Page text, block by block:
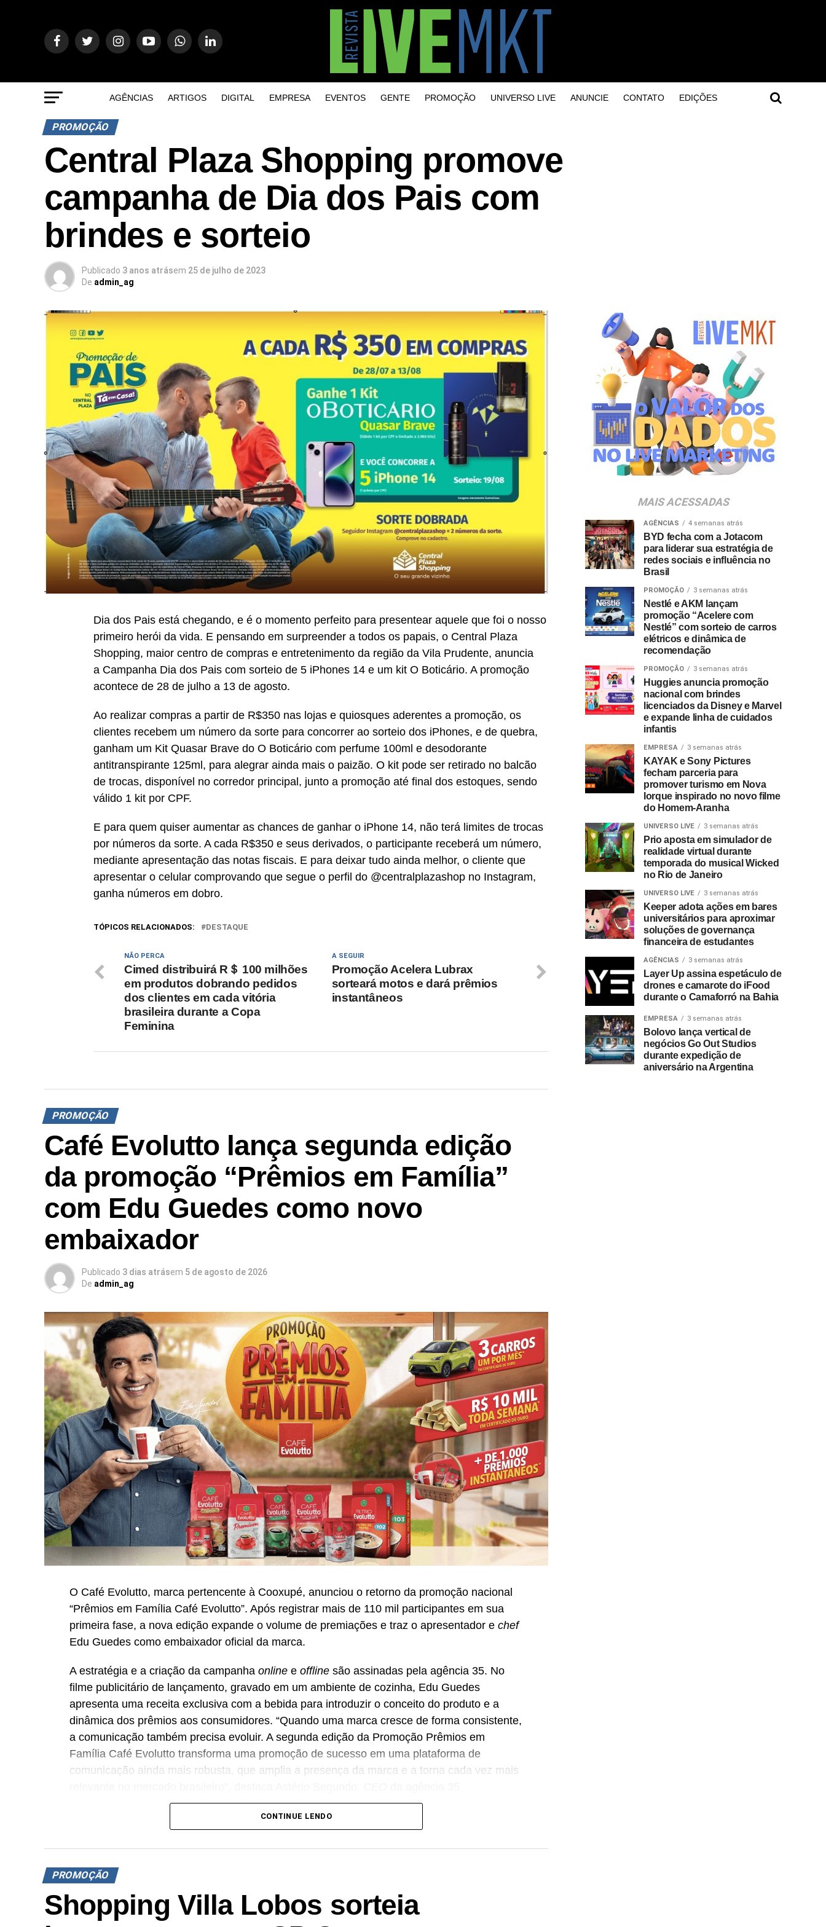
AGÊNCIAS ARTIGOS DIGITAL EMPRESA EVENTOS GENTE PROMOÇÃO UNIVERSO LIVE ANUNCIE CONTATO EDIÇÕES
PROMOÇÃO
Central Plaza Shopping promove
campanha de Dia dos Pais com
brindes e sorteio
Publicado 3 anos atrásem 25 de julho de 2023
De admin_ag
Dia dos Pais está chegando, e é o momento perfeito para presentear aquele que foi o nosso
primeiro herói da vida. E pensando em surpreender a todos os papais, o Central Plaza
Shopping, maior centro de compras e entretenimento da região da Vila Prudente, anuncia
a Campanha Dia dos Pais com sorteio de 5 iPhones 14 e um kit O Boticário. A promoção
acontece de 28 de julho a 13 de agosto.
Ao realizar compras a partir de R$350 nas lojas e quiosques aderentes a promoção, os
clientes recebem um número da sorte para concorrer ao sorteio dos iPhones, e de quebra,
ganham um Kit Quasar Brave do O Boticário com perfume 100ml e desodorante
antitranspirante 125ml, para alegrar ainda mais o paizão. O kit pode ser retirado no balcão
de trocas, disponível no corredor principal, junto a promoção até final dos estoques, sendo
válido 1 kit por CPF.
E para quem quiser aumentar as chances de ganhar o iPhone 14, não terá limites de trocas
por números da sorte. A cada R$350 e seus derivados, o participante receberá um número,
mediante apresentação das notas fiscais. E para deixar tudo ainda melhor, o cliente que
apresentar o celular comprovando que segue o perfil do @centralplazashop no Instagram,
ganha números em dobro.
TÓPICOS RELACIONADOS: DESTAQUE
A SEGUIR
Promoção Acelera Lubrax
sorteará motos e dará prêmios
instantâneos
NÃO PERCA
Cimed distribuirá R＄ 100 milhões
em produtos dobrando pedidos
dos clientes em cada vitória
brasileira durante a Copa
Feminina
PROMOÇÃO
Café Evolutto lança segunda edição
da promoção “Prêmios em Família”
com Edu Guedes como novo
embaixador
Publicado 3 dias atrásem 5 de agosto de 2026
De admin_ag
O Café Evolutto, marca pertencente à Cooxupé, anunciou o retorno da promoção nacional
“Prêmios em Família Café Evolutto”. Após registrar mais de 110 mil participantes em sua
primeira fase, a nova edição expande o volume de premiações e traz o apresentador e chef
Edu Guedes como embaixador oficial da marca.
A estratégia e a criação da campanha online e offline são assinadas pela agência 35. No
filme publicitário de lançamento, gravado em um ambiente de cozinha, Edu Guedes
apresenta uma receita exclusiva com a bebida para introduzir o conceito do produto e a
dinâmica dos prêmios aos consumidores. “Quando uma marca cresce de forma consistente,
a comunicação também precisa evoluir. A segunda edição da Promoção Prêmios em
Família Café Evolutto transforma uma promoção de sucesso em uma plataforma de
comunicação ainda mais robusta, que amplia a presença da marca e a torna cada vez mais
A iniciativa integra o plano de expansão comercial do Café Evolutto, que busca ampliar a
distribuição e a fatia de mercado em praças estratégicas, com foco no fortalecimento das
vendas nas regiões Sudeste e Sul do país. “Essa é uma promoção que fortalece toda a
cadeia, estimulando o fluxo de consumidores no varejo, apoiando nossos distribuidores e
criando oportunidades para atrair novos consumidores. Nosso objetivo é transformar a
experimentação em preferência e construir relações de longo prazo com o mercado”,
pontua Daniel Salguele, gerente da Torrefação Cooxupé.
CONTINUE LENDO
PROMOÇÃO
Shopping Villa Lobos sorteia
MAIS ACESSADAS
AGÊNCIAS 4 semanas atrás
BYD fecha com a Jotacom
para liderar sua estratégia de
redes sociais e influência no
Brasil
PROMOÇÃO 3 semanas atrás
Nestlé e AKM lançam
promoção “Acelere com
Nestlé” com sorteio de carros
elétricos e dinâmica de
recomendação
PROMOÇÃO 3 semanas atrás
Huggies anuncia promoção
nacional com brindes
licenciados da Disney e Marvel
e expande linha de cuidados
infantis
EMPRESA 3 semanas atrás
KAYAK e Sony Pictures
fecham parceria para
promover turismo em Nova
Iorque inspirado no novo filme
do Homem-Aranha
UNIVERSO LIVE 3 semanas atrás
Prio aposta em simulador de
realidade virtual durante
temporada do musical Wicked
no Rio de Janeiro
UNIVERSO LIVE 3 semanas atrás
Keeper adota ações em bares
universitários para aproximar
soluções de governança
financeira de estudantes
AGÊNCIAS 3 semanas atrás
Layer Up assina espetáculo de
drones e camarote do iFood
durante o Camaforró na Bahia
EMPRESA 3 semanas atrás
Bolovo lança vertical de
negócios Go Out Studios
durante expedição de
aniversário na Argentina